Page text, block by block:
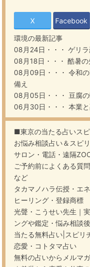
X Facebook
環境の最新記事
08月24日・・・ ゲリ
08月18日・・・ 酷暑の
08月09日・・・ 令和
備え
08月05日・・・ 豆腐
06月30日・・・ 本業
■東京の当たる占いス
お悩み相談占い＆スピ
サロン・電話・遠隔
ご予約前によくある質
など
タカマノハラ伝授・エ
ヒーリング・登録商標
光聲・こうせい先生｜
ングや鑑定・悩み相談
当たる無料占い|スピリ
恋愛・コトタマ占い
無料の占いからメルマ